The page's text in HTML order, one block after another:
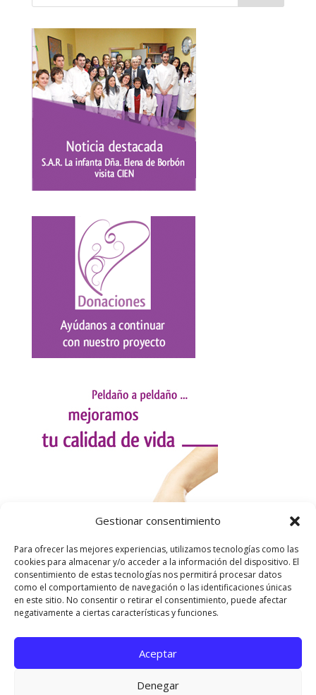
Gestionar consentimiento
Para ofrecer las mejores experiencias, utilizamos tecnologías como las
cookies para almacenar y/o acceder a la información del dispositivo. El
consentimiento de estas tecnologías nos permitirá procesar datos
como el comportamiento de navegación o las identificaciones únicas
en este sitio. No consentir o retirar el consentimiento, puede afectar
negativamente a ciertas características y funciones.
Aceptar
Denegar
Utilizamos cookies para ofrecerte la mejor experiencia en
Puedes aprender más sobre qué cookies utilizamos o